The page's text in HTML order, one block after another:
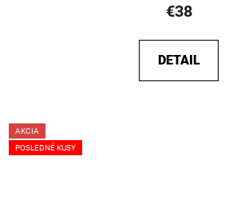
€38
DETAIL
AKCIA
POSLEDNÉ KUSY